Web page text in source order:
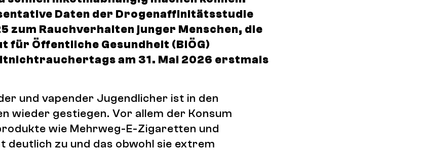
Daten der Drogenaffinitätsstudie
zum Rauchverhalten junger Menschen, die
für Öffentliche Gesundheit (BIÖG)
am 31. Mai 2026 erstmals
und vapender Jugendlicher ist in den
wieder gestiegen. Vor allem der Konsum
wie Mehrweg-E-Zigaretten und
deutlich zu und das obwohl sie extrem